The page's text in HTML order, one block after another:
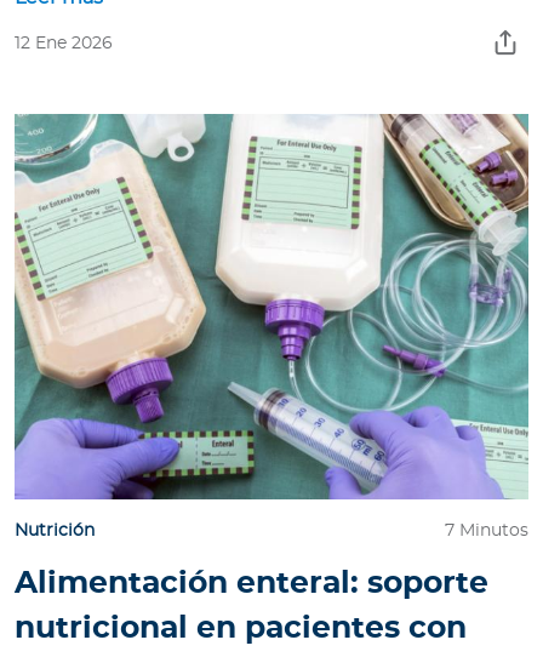
12 Ene 2026
Nutrición 7 Minutos
Alimentación enteral: soporte
nutricional en pacientes con